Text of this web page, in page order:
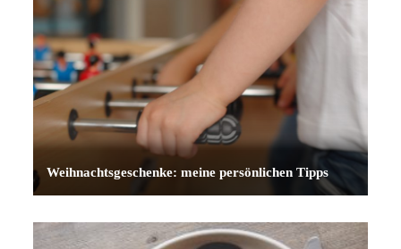
Weihnachtsgeschenke: meine persönlichen Tipps